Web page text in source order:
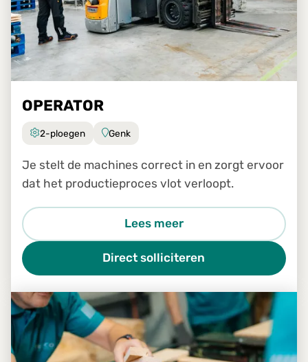
OPERATOR
2-ploegen Genk
Je stelt de machines correct in en zorgt ervoor
dat het productieproces vlot verloopt.
Lees meer
Direct solliciteren